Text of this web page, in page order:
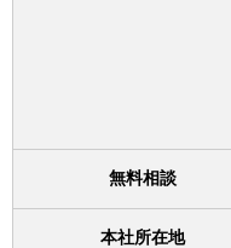
無料相談
本社所在地